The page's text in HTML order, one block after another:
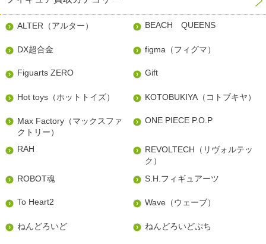
ALTER（アルター） BEACH QUEENS
DX超合金 figma（フィグマ）
Figuarts ZERO Gift
Hot toys（ホットトイズ） KOTOBUKIYA（コトブキヤ）
Max Factory（マックスファ
クトリー）
ONE PIECE P.O.P
RAH
REVOLTECH（リヴォルテッ
ク）
ROBOT魂
S.H.フィギュアーツ
To Heart2 Wave（ウェーブ）
ねんどろいど ねんどろいどぷち